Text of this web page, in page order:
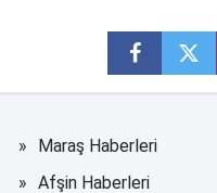
Maraş Haberleri
Afşin Haberleri